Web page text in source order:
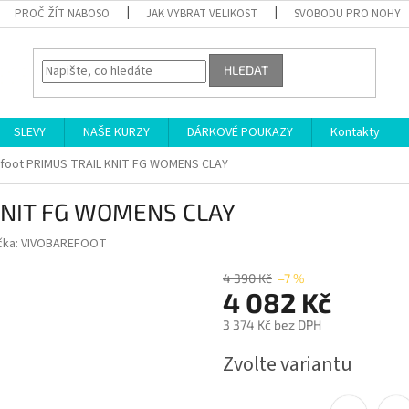
PROČ ŽÍT NABOSO JAK VYBRAT VELIKOST SVOBODU PRO NOHY
HLEDAT
SLEVY NAŠE KURZY DÁRKOVÉ POUKAZY
Kontakty
PRIMUS TRAIL KNIT FG WOMENS CLAY
FG WOMENS CLAY
VIVOBAREFOOT
4 390 Kč –7 %
4 082 Kč
3 374 Kč bez DPH
cena:
Zvolte variantu